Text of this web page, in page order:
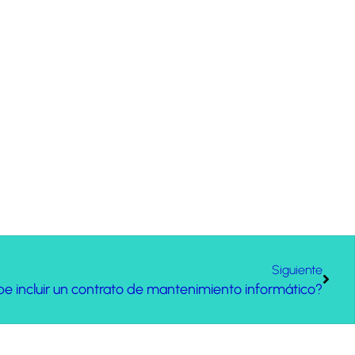
Siguiente
incluir un contrato de mantenimiento informático?